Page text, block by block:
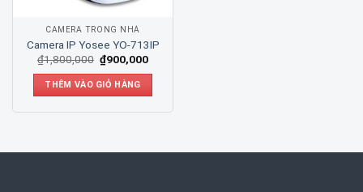
CAMERA TRONG NHÀ
Camera IP Yosee YO-713IP
₫1,800,000 ₫900,000
THÊM VÀO GIỎ HÀNG